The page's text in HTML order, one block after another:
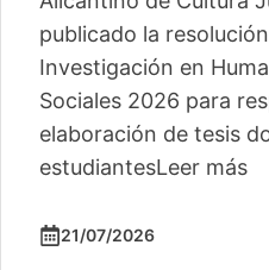
publicado la
Investigación en
Sociales 2026 para
elaboración de tesis
estudiantesLeer más
21/07/2026